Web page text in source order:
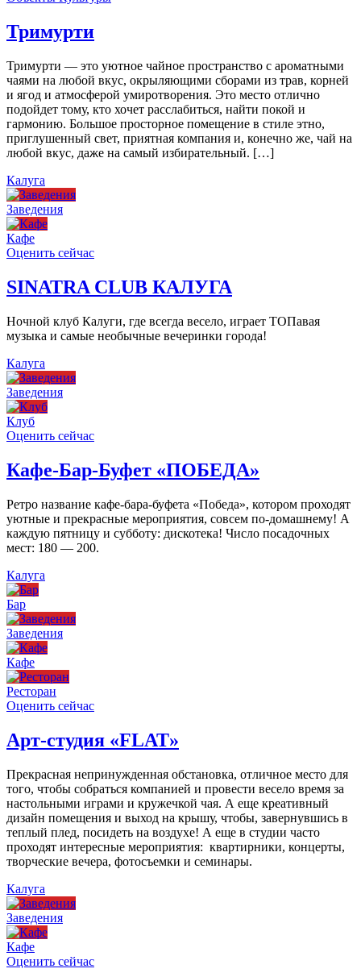
Тримурти
Тримурти — это уютное чайное пространство с ароматными
чаями на любой вкус, окрыляющими сборами из трав, корней
и ягод и атмосферой умиротворения. Это место отлично
подойдет тому, кто хочет расслабиться, найти покой и
гармонию. Большое просторное помещение в стиле этно,
приглушенный свет, приятная компания и, конечно же, чай на
любой вкус, даже на самый избирательный. […]
Калуга
Заведения
Кафе
Оценить сейчас
SINATRA CLUB КАЛУГА
Ночной клуб Калуги, где всегда весело, играет ТОПавая
музыка и самые необычные вечеринки города!
Калуга
Заведения
Клуб
Оценить сейчас
Кафе-Бар-Буфет «ПОБЕДА»
Ретро название кафе-бара-буфета «Победа», котором проходят
уютные и прекрасные мероприятия, совсем по-домашнему! А
каждую пятницу и субботу: дискотека! Число посадочных
мест: 180 — 200.
Калуга
Бар
Заведения
Кафе
Ресторан
Оценить сейчас
Арт-студия «FLAT»
Прекрасная непринужденная обстановка, отличное место для
того, чтобы собраться компанией и провести весело время за
настольными играми и кружечкой чая. А еще креативный
дизайн помещения и выход на крышу, чтобы, завернувшись в
теплый плед, посидеть на воздухе! А еще в студии часто
проходят интересные мероприятия: квартирники, концерты,
творческие вечера, фотосъемки и семинары.
Калуга
Заведения
Кафе
Оценить сейчас